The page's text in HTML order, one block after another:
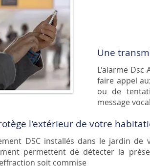
Une
L'alarme Dsc
faire appel
ou de
message
l'extérieur de votre
DSCinstallés dans le jardin de
permettent de détecter la
soit commise